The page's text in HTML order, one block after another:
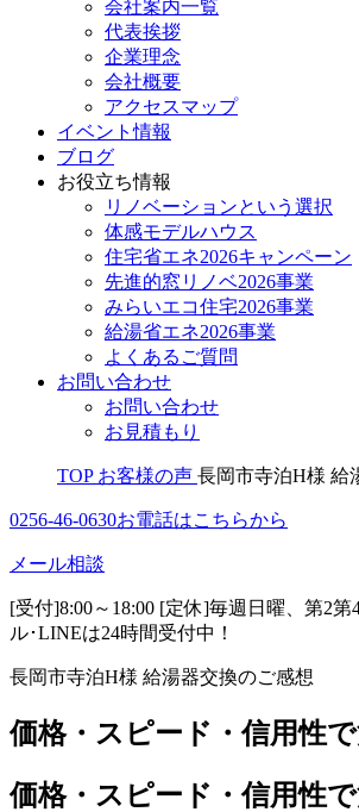
会社案内一覧
代表挨拶
企業理念
会社概要
アクセスマップ
イベント情報
ブログ
お役立ち情報
リノベーションという選択
体感モデルハウス
住宅省エネ2026キャンペーン
先進的窓リノベ2026事業
みらいエコ住宅2026事業
給湯省エネ2026事業
よくあるご質問
お問い合わせ
お問い合わせ
お見積もり
TOP お客様の声 長岡市寺泊H様 給
0256-46-0630お電話はこちらから
メール相談
[受付]8:00～18:00 [定休]毎週日曜、第2第
ル･LINEは24時間受付中！
長岡市寺泊H様 給湯器交換のご感想
価格・スピード・信用性
価格・スピード・信用性